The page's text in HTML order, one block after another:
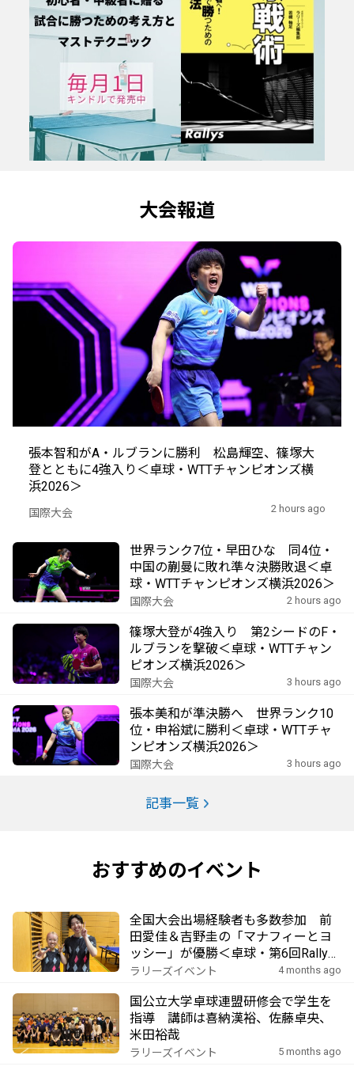
大会報道
張本智和がA・ルブランに勝利 松島輝空、篠塚大
登とともに4強入り＜卓球・WTTチャンピオンズ横
浜2026＞
国際大会 2 hours ago
世界ランク7位・早田ひな 同4位・
中国の蒯曼に敗れ準々決勝敗退＜卓
球・WTTチャンピオンズ横浜2026＞
国際大会 2 hours ago
篠塚大登が4強入り 第2シードのF・
ルブランを撃破＜卓球・WTTチャン
ピオンズ横浜2026＞
国際大会 3 hours ago
張本美和が準決勝へ 世界ランク10
位・申裕斌に勝利＜卓球・WTTチャ
ンピオンズ横浜2026＞
国際大会 3 hours ago
記事一覧
おすすめのイベント
全国大会出場経験者も多数参加 前
田愛佳＆吉野圭の「マナフィーとヨ
ッシー」が優勝＜卓球・第6回Rallys
チャンピオンシップ＞
ラリーズイベント 4 months ago
国公立大学卓球連盟研修会で学生を
指導 講師は喜納漢裕、佐藤卓央、
米田裕哉
ラリーズイベント 5 months ago